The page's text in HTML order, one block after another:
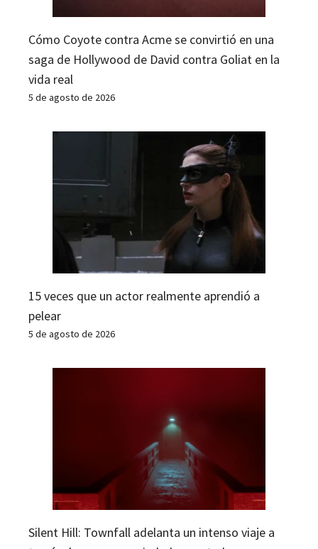
Cómo Coyote contra Acme se convirtió en una
saga de Hollywood de David contra Goliat en la
vida real
5 de agosto de 2026
15 veces que un actor realmente aprendió a
pelear
5 de agosto de 2026
Silent Hill: Townfall adelanta un intenso viaje a